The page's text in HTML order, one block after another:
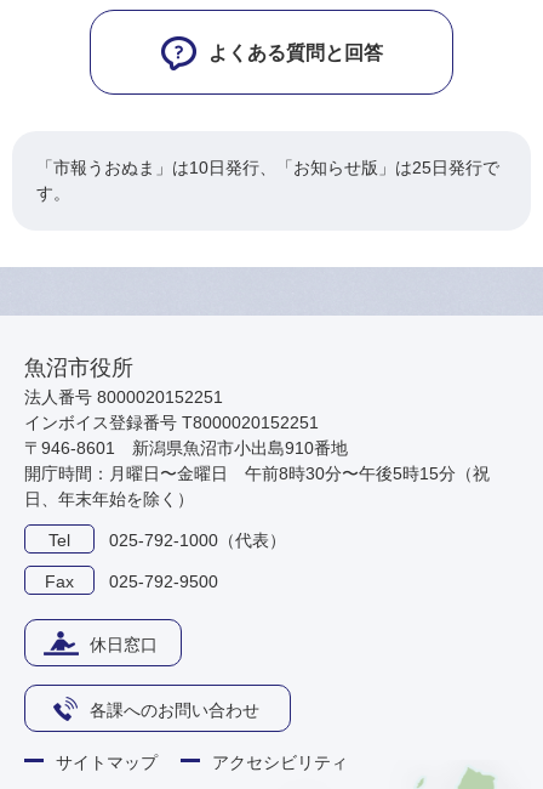
よくある質問と回答
「市報うおぬま」は10日発行、「お知らせ版」は25日発行で
す。
魚沼市役所
法人番号 8000020152251
インボイス登録番号 T8000020152251
〒946-8601 新潟県魚沼市小出島910番地
開庁時間：月曜日〜金曜日 午前8時30分〜午後5時15分（祝
日、年末年始を除く）
Tel 025-792-1000（代表）
Fax 025-792-9500
休日窓口
各課へのお問い合わせ
サイトマップ アクセシビリティ